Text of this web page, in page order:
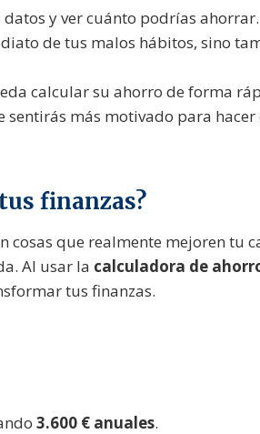
y ver cuánto podrías ahorrar.
de tus malos hábitos, sino
calcular su ahorro de forma
más motivado para
finanzas?
cosas que realmente mejoren tu
Al usar la calculadora de
tus finanzas.
3.600 € anuales.